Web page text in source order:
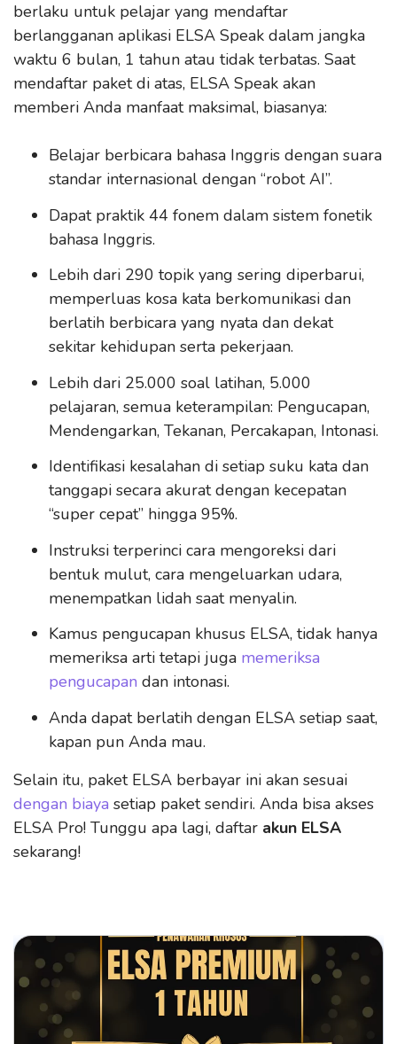
berlaku untuk pelajar yang mendaftar
berlangganan aplikasi ELSA Speak dalam jangka
waktu 6 bulan, 1 tahun atau tidak terbatas. Saat
mendaftar paket di atas, ELSA Speak akan
memberi Anda manfaat maksimal, biasanya:
Belajar berbicara bahasa Inggris dengan suara
standar internasional dengan “robot AI”.
Dapat praktik 44 fonem dalam sistem fonetik
bahasa Inggris.
Lebih dari 290 topik yang sering diperbarui,
memperluas kosa kata berkomunikasi dan
berlatih berbicara yang nyata dan dekat
sekitar kehidupan serta pekerjaan.
Lebih dari 25.000 soal latihan, 5.000
pelajaran, semua keterampilan: Pengucapan,
Mendengarkan, Tekanan, Percakapan, Intonasi.
Identifikasi kesalahan di setiap suku kata dan
tanggapi secara akurat dengan kecepatan
“super cepat” hingga 95%.
Instruksi terperinci cara mengoreksi dari
bentuk mulut, cara mengeluarkan udara,
menempatkan lidah saat menyalin.
Kamus pengucapan khusus ELSA, tidak hanya
memeriksa arti tetapi juga memeriksa
pengucapan dan intonasi.
Anda dapat berlatih dengan ELSA setiap saat,
kapan pun Anda mau.
Selain itu, paket ELSA berbayar ini akan sesuai
dengan biaya setiap paket sendiri. Anda bisa akses
ELSA Pro! Tunggu apa lagi, daftar akun ELSA
sekarang!